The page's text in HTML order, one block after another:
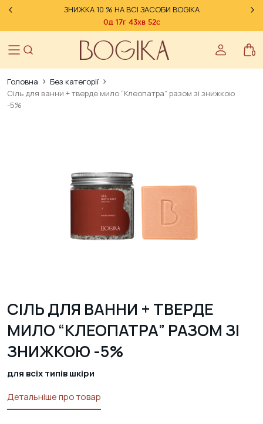
ВСІ ЗАСОБИ BOGIKA ВСТИГНІТЬ
0д 17г 43хв 51с
0
Головна
Без категорії
Сіль для ванни + тверде мило “Клеопатра” разом зі знижкою
-5%
СІЛЬ ДЛЯ ВАННИ + ТВЕРДЕ
МИЛО “КЛЕОПАТРА” РАЗОМ ЗІ
ЗНИЖКОЮ -5%
для всіх типів шкіри
Детальніше про товар